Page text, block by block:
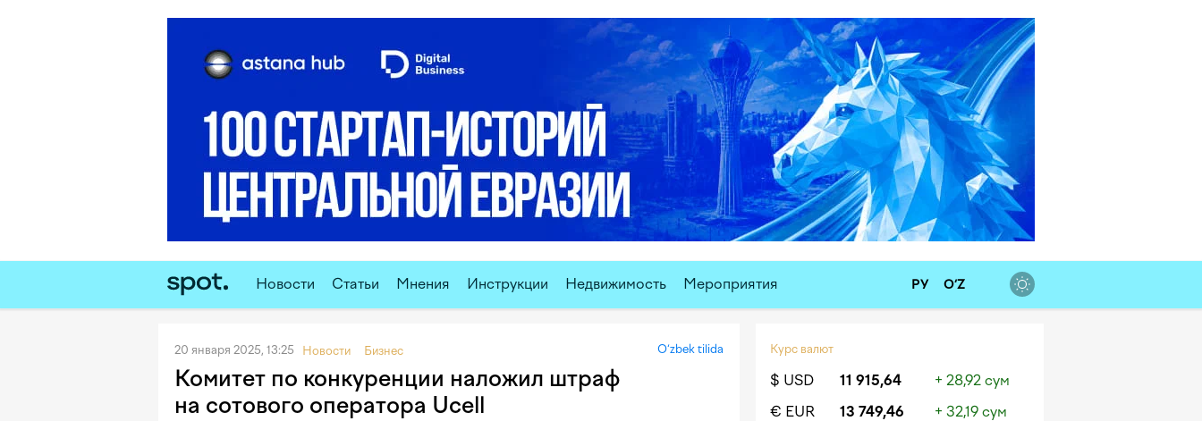
Новости Статьи Мнения Инструкции Недвижимость Мероприятия РУ O‘Z
20 января 2025, 13:25 Новости Бизнес O‘zbek tilida
Комитет по конкуренции наложил штраф
на сотового оператора Ucell
Курс валют
$ USD 11 915,64
+ 28,92 сум
€ EUR
13 749,46
+ 32,19 сум